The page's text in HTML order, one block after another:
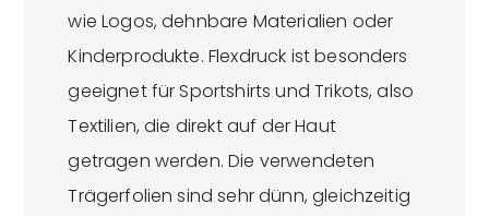
wie Logos, dehnbare Materialien oder
Kinderprodukte. Flexdruck ist besonders
geeignet für Sportshirts und Trikots, also
Textilien, die direkt auf der Haut
getragen werden. Die verwendeten
Trägerfolien sind sehr dünn, gleichzeitig